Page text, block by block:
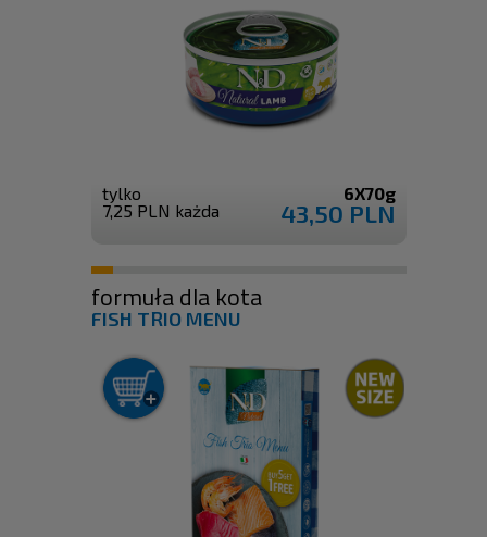
tylko
7,25 PLN każda
6X70g
43,50 PLN
formuła dla kota
FISH TRIO MENU